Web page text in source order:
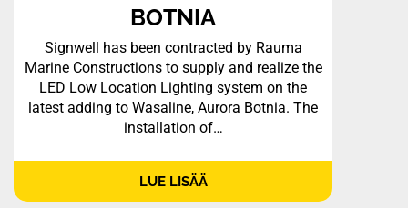
BOTNIA
Signwell has been contracted by Rauma
Marine Constructions to supply and realize the
LED Low Location Lighting system on the
latest adding to Wasaline, Aurora Botnia. The
installation of…
LUE LISÄÄ